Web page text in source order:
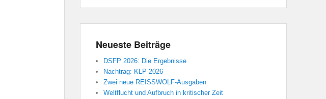
Neueste Beiträge
DSFP 2026: Die Ergebnisse
Nachtrag: KLP 2026
Zwei neue REISSWOLF-Ausgaben
Weltflucht und Aufbruch in kritischer Zeit